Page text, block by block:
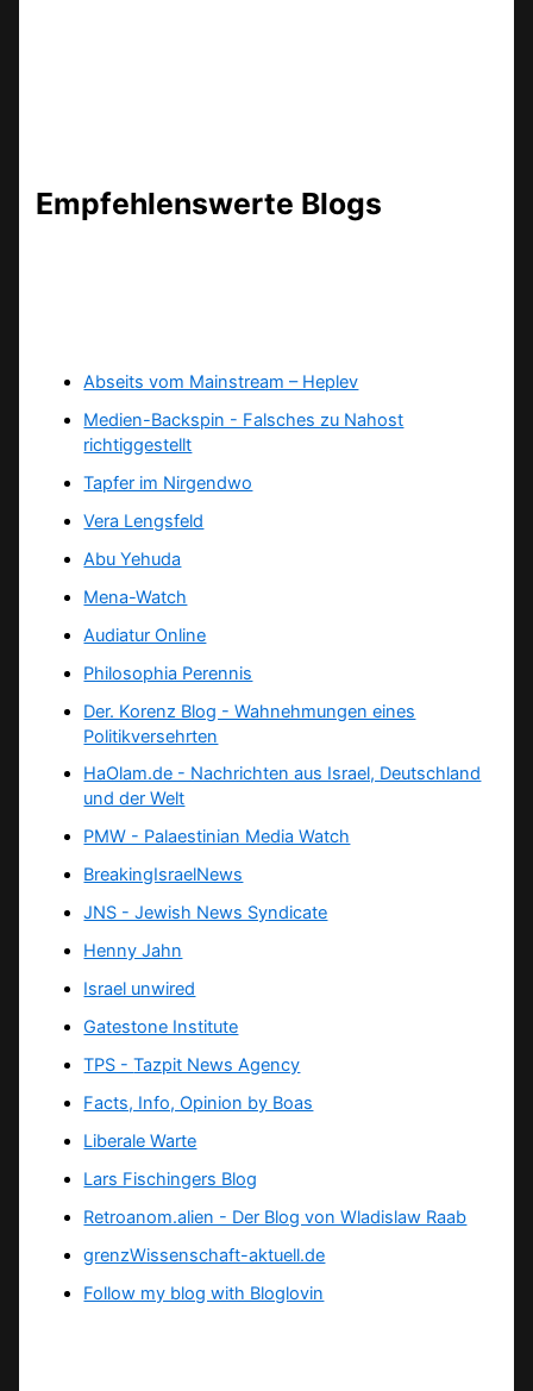
Empfehlenswerte Blogs
Abseits vom Mainstream – Heplev
Medien-Backspin - Falsches zu Nahost
richtiggestellt
Tapfer im Nirgendwo
Vera Lengsfeld
Abu Yehuda
Mena-Watch
Audiatur Online
Philosophia Perennis
Der. Korenz Blog - Wahnehmungen eines
Politikversehrten
HaOlam.de - Nachrichten aus Israel, Deutschland
und der Welt
PMW - Palaestinian Media Watch
BreakingIsraelNews
JNS - Jewish News Syndicate
Henny Jahn
Israel unwired
Gatestone Institute
TPS -Tazpit News Agency
Facts, Info, Opinion by Boas
Liberale Warte
Lars Fischingers Blog
Retroanom.alien - Der Blog von Wladislaw Raab
grenzWissenschaft-aktuell.de
Follow my blog with Bloglovin